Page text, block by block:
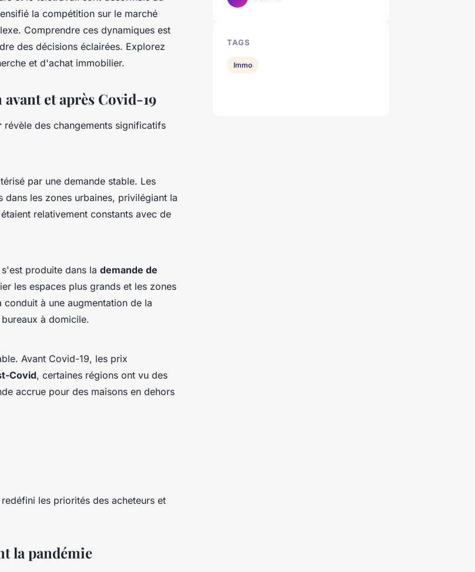
la compétition sur le marché
Comprendre ces dynamiques est
des décisions éclairées. Explorez
et d'achat immobilier.
et après Covid-19
révèle des changements significatifs
par une demande stable. Les
les zones urbaines, privilégiant la
relativement constants avec de
produite dans la demande de
les espaces plus grands et les zones
à une augmentation de la
à domicile.
Avant Covid-19, les prix
Covid, certaines régions ont vu des
accrue pour des maisons en dehors
les priorités des acheteurs et
la pandémie
TAGS
Immo